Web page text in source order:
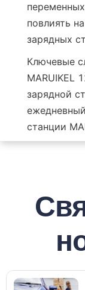
повлиять
зарядных
Ключевые
MARUIKEL
зарядной
станции